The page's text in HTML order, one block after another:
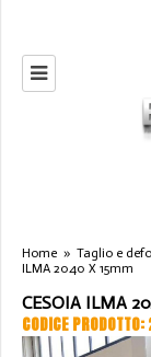
Home » Taglio e
ILMA 2040 X 15mm
CESOIA ILMA
CODICE